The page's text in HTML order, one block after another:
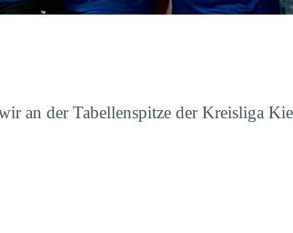
an der Tabellenspitze der Kreisliga